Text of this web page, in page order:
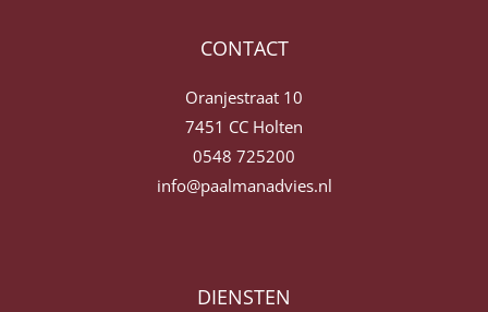
CONTACT
Oranjestraat 10
7451 CC Holten
0548 725200
info@paalmanadvies.nl
DIENSTEN